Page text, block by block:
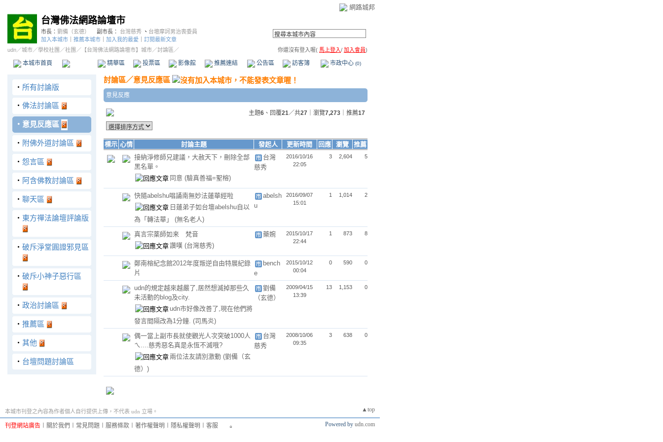
網路城邦
台灣佛法網路論壇市
市長： 劉備（玄德） 副市長： 台灣慈秀 、 台壇摩訶男治喪委員
加入本城市
推薦本城市 加入我的最愛
訂閱最新文章
udn／城市／學校社團 ／社團 ／ 【台灣佛法網路論壇市】城市／討論區／ 你還沒有登入喔( 馬上登入/ 加入會員)
本城市首頁 精華區 投票區 影像館 推薦連結 公告區 訪客簿 市政中心 (0)
‧ 所有討論版
‧ 佛法討論區
‧ 意見反應區
‧ 附佛外道討論區
‧ 怨言區
‧ 阿含佛教討論區
‧ 聊天區
‧ 東方禪法論壇評論版
‧ 破斥淨堂圓證邪見區
‧ 破斥小神子惡行區
‧ 政治討論區
‧ 推薦區
‧ 其他
‧ 台壇問題討論區
討論區／意見反應區
意見反應
主題6 、回覆21／共27 ｜瀏覽7,273 ｜推薦17
標示 心情 討論主題 發起人 更新時間 回應 瀏覽
推薦
接納淨修師兄建議，大赦天下，刪除全部
黑名單。
同意 (驗真善福=聖榕)
台灣
慈秀
2016/10/16
22:05
3 2,604 5
快隨abelshu唱誦南無妙法蓮華經啦
日蓮弟子如台壇abelshu自以
為「轉法華」 (無名老人)
abelsh
u
2016/09/07
15:01
1 1,014 2
真言宗薬師如来 梵音
讚嘆 (台灣慈秀)
藥婉
2015/10/17
22:44
1 873 8
鄭南榕紀念館2012年度叛逆自由特展紀錄
片
bench
e
2015/10/12
00:04
0 590 0
udn的規定越來越嚴了,居然想滅掉那些久
未活動的blog及city.
udn市好像改善了,現在他們將
發言間隔改為1分鐘. (司馬炎)
劉備
（玄德）
2009/04/15
13:39
13 1,153 0
偶一當上副市長就使觀光人次突破1000人
ㄟ....慈秀惡名真是永恆不滅哦?
兩位法友請別激動 (劉備（玄
德）)
台灣
慈秀
2008/10/06
09:35
3 638 0
▲top
本城市刊登之內容為作者個人自行提供上傳，不代表 udn 立場。
刊登網站廣告 關於我們 常見問題 服務條款 著作權聲明 隱私權聲明 客服 Powered by udn.com